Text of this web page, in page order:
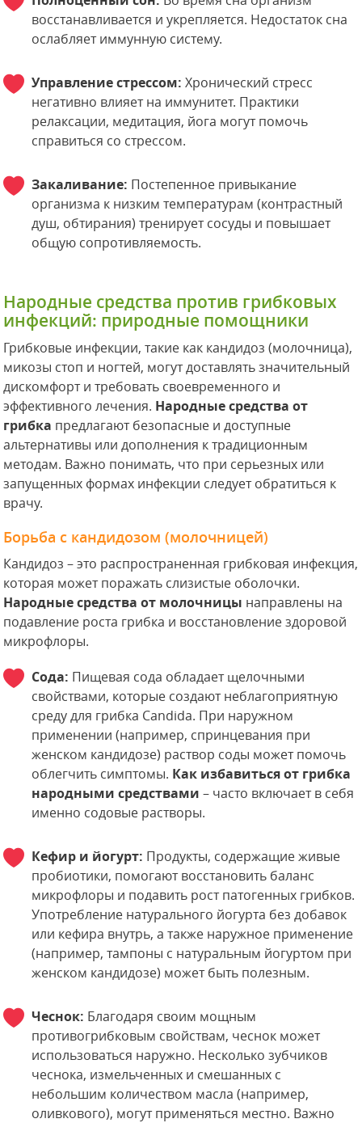
восстанавливается и укрепляется. Недостаток сна
ослабляет иммунную систему.
Управление стрессом: Хронический стресс
негативно влияет на иммунитет. Практики
релаксации, медитация, йога могут помочь
справиться со стрессом.
Закаливание: Постепенное привыкание
организма к низким температурам (контрастный
душ, обтирания) тренирует сосуды и повышает
общую сопротивляемость.
Народные средства против грибковых
инфекций: природные помощники
Грибковые инфекции, такие как кандидоз (молочница),
микозы стоп и ногтей, могут доставлять значительный
дискомфорт и требовать своевременного и
эффективного лечения. Народные средства от
грибка предлагают безопасные и доступные
альтернативы или дополнения к традиционным
методам. Важно понимать, что при серьезных или
запущенных формах инфекции следует обратиться к
врачу.
Борьба с кандидозом (молочницей)
Кандидоз – это распространенная грибковая инфекция,
которая может поражать слизистые оболочки.
Народные средства от молочницы направлены на
подавление роста грибка и восстановление здоровой
микрофлоры.
Сода: Пищевая сода обладает щелочными
свойствами, которые создают неблагоприятную
среду для грибка Candida. При наружном
применении (например, спринцевания при
женском кандидозе) раствор соды может помочь
облегчить симптомы. Как избавиться от грибка
народными средствами – часто включает в себя
именно содовые растворы.
Кефир и йогурт: Продукты, содержащие живые
пробиотики, помогают восстановить баланс
микрофлоры и подавить рост патогенных грибков.
Употребление натурального йогурта без добавок
или кефира внутрь, а также наружное применение
(например, тампоны с натуральным йогуртом при
женском кандидозе) может быть полезным.
Чеснок: Благодаря своим мощным
противогрибковым свойствам, чеснок может
использоваться наружно. Несколько зубчиков
чеснока, измельченных и смешанных с
небольшим количеством масла (например,
оливкового), могут применяться местно. Важно